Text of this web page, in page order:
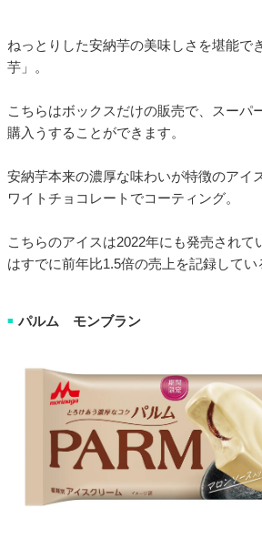
ねっとりした安納芋の美味しさを堪能
芋」。
こちらはボックスだけの販売で、スーパ
購入うすることができます。
安納芋本来の濃厚な味わいが特徴のアイ
ワイトチョコレートでコーティング。
こちらのアイスは2022年にも発売されて
はすでに前年比1.5倍の売上を記録してい
■ パルム モンブラン